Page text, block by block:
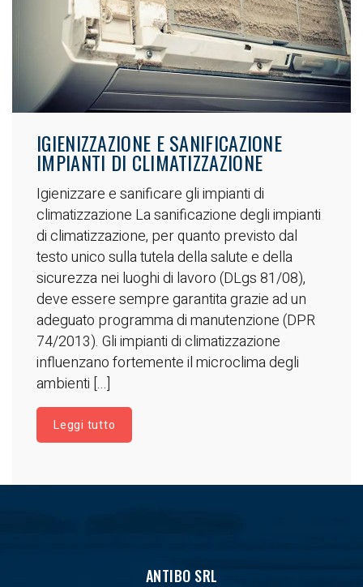
IGIENIZZAZIONE E SANIFICAZIONE
IMPIANTI DI CLIMATIZZAZIONE
Igienizzare e sanificare gli impianti di
climatizzazione La sanificazione degli impianti
di climatizzazione, per quanto previsto dal
testo unico sulla tutela della salute e della
sicurezza nei luoghi di lavoro (DLgs 81/08),
deve essere sempre garantita grazie ad un
adeguato programma di manutenzione (DPR
74/2013). Gli impianti di climatizzazione
influenzano fortemente il microclima degli
ambienti [...]
Leggi tutto
ANTIBO SRL